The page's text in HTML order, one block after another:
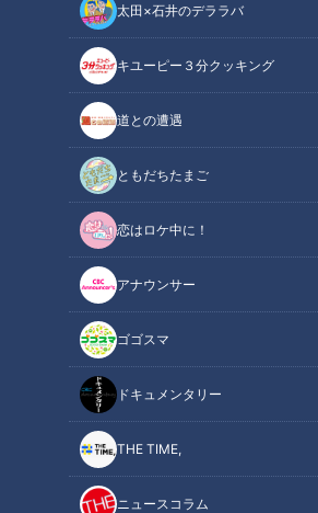
太田×石井のデララバ
キユーピー３分クッキング
道との遭遇
ともだちたまご
恋はロケ中に！
アナウンサー
ゴゴスマ
ドキュメンタリー
THE TIME,
ニュースコラム
CBCテレビ『道との遭遇』
道との遭遇
「道との遭遇」記事
全国の道に特化したバラエティ番組『
ニアがイチオシの道を紹介。今回は、群
りました。 ※廃道は危険ですので、むや
ださい。（この記事では道情報だけを
関連リンク
こちら【9分38秒～】